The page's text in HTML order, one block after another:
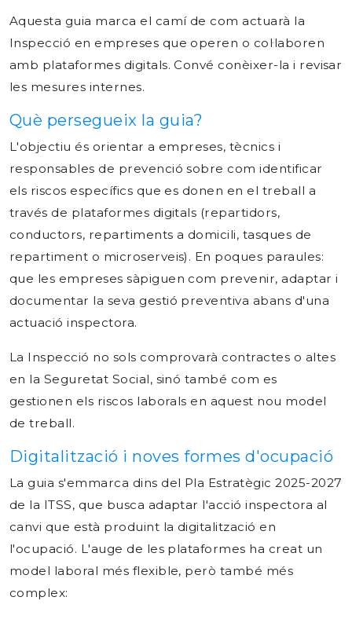
Aquesta guia marca el camí de com actuarà la
Inspecció en empreses que operen o col·laboren
amb plataformes digitals. Convé conèixer-la i revisar
les mesures internes.
Què persegueix la guia?
L'objectiu és orientar a empreses, tècnics i
responsables de prevenció sobre com identificar
els riscos específics que es donen en el treball a
través de plataformes digitals (repartidors,
conductors, repartiments a domicili, tasques de
repartiment o microserveis). En poques paraules:
que les empreses sàpiguen com prevenir, adaptar i
documentar la seva gestió preventiva abans d'una
actuació inspectora.
La Inspecció no sols comprovarà contractes o altes
en la Seguretat Social, sinó també com es
gestionen els riscos laborals en aquest nou model
de treball.
Digitalització i noves formes d'ocupació
La guia s'emmarca dins del Pla Estratègic 2025-2027
de la ITSS, que busca adaptar l'acció inspectora al
canvi que està produint la digitalització en
l'ocupació. L'auge de les plataformes ha creat un
model laboral més flexible, però també més
complex: